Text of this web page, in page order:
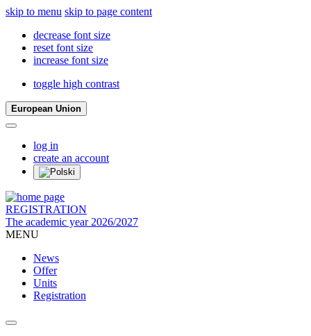
skip to menu skip to page content
decrease font size
reset font size
increase font size
toggle high contrast
European Union
log in
create an account
REGISTRATION
The academic year 2026/2027
MENU
News
Offer
Units
Registration